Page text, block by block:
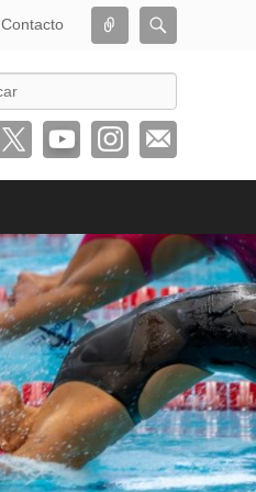
Conectar
Contacto